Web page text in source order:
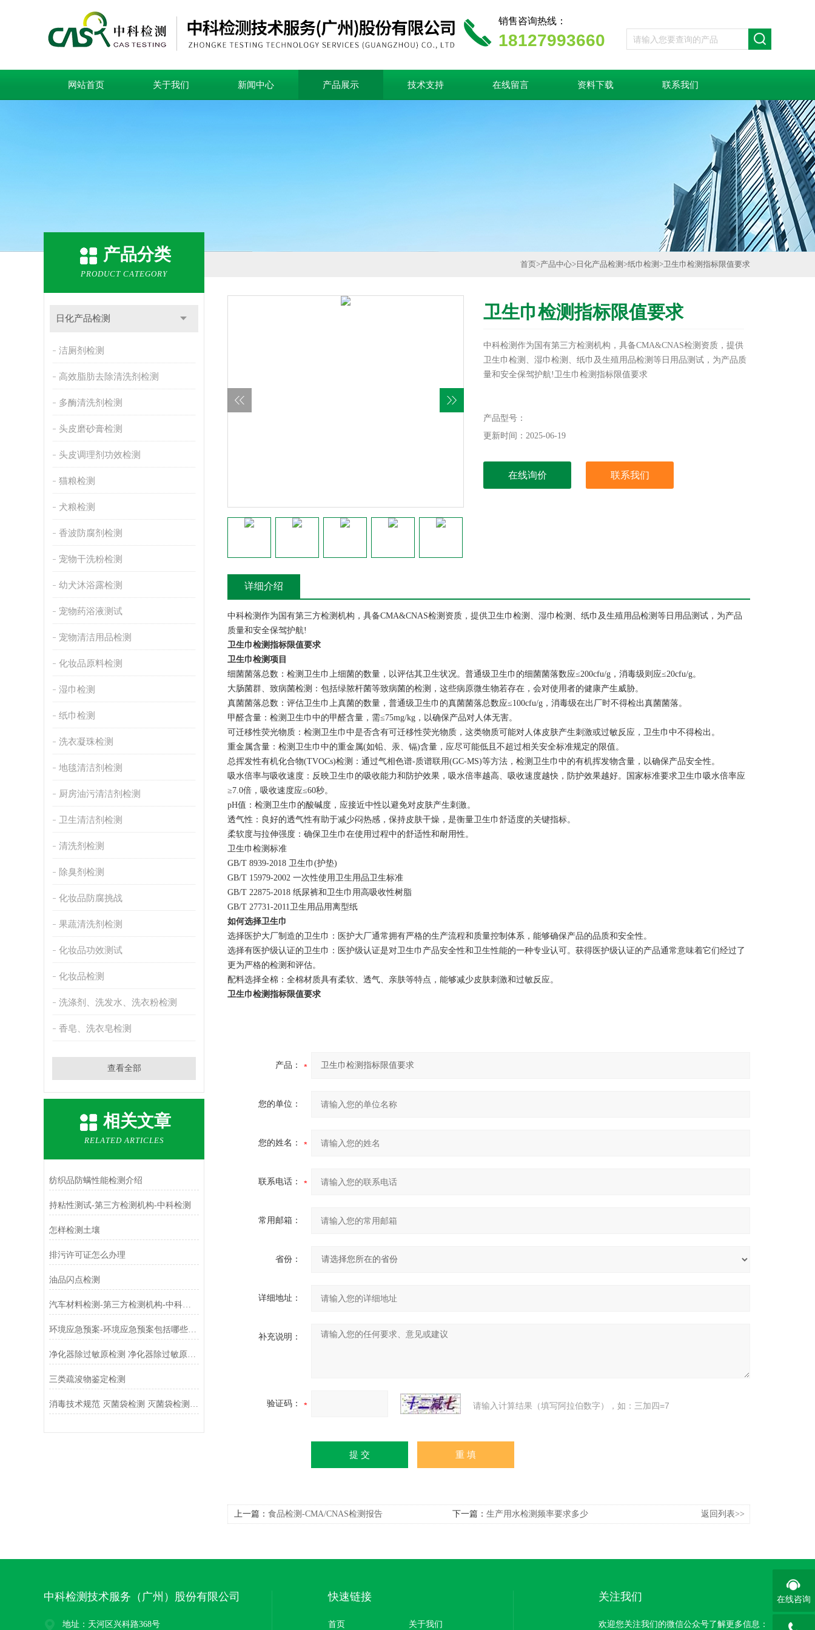
销售咨询热线：
18127993660
网站首页 关于我们 新闻中心 产品展示 技术支持 在线留言 资料下载 联系我们
产品分类
PRODUCT CATEGORY
日化产品检测
洁厕剂检测
高效脂肪去除清洗剂检测
多酶清洗剂检测
头皮磨砂膏检测
头皮调理剂功效检测
猫粮检测
犬粮检测
香波防腐剂检测
宠物干洗粉检测
幼犬沐浴露检测
宠物药浴液测试
宠物清洁用品检测
化妆品原料检测
湿巾检测
纸巾检测
洗衣凝珠检测
地毯清洁剂检测
厨房油污清洁剂检测
卫生清洁剂检测
清洗剂检测
除臭剂检测
化妆品防腐挑战
果蔬清洗剂检测
化妆品功效测试
化妆品检测
洗涤剂、洗发水、洗衣粉检测
香皂、洗衣皂检测
查看全部
相关文章
RELATED ARTICLES
纺织品防螨性能检测介绍
持粘性测试-第三方检测机构-中科检测
怎样检测土壤
排污许可证怎么办理
油品闪点检测
汽车材料检测-第三方检测机构-中科检测
环境应急预案-环境应急预案包括哪些内容-环境应急预案管理办法
净化器除过敏原检测 净化器除过敏原检测方法介绍
三类疏浚物鉴定检测
消毒技术规范 灭菌袋检测 灭菌袋检测标准介绍
首页>产品中心> 日化产品检测 >纸巾检测 >卫生巾检测指标限值要求
卫生巾检测指标限值要求
中科检测作为国有第三方检测机构，具备CMA&CNAS检测资质，提供
卫生巾检测、湿巾检测、纸巾及生殖用品检测等日用品测试，为产品质
量和安全保驾护航!卫生巾检测指标限值要求
产品型号：
更新时间：2025-06-19
在线询价 联系我们
详细介绍
中科检测作为国有第三方检测机构，具备CMA&CNAS检测资质，提供卫生巾检测、湿巾检测、纸巾及生殖用品检测等日用品测试，为产品
质量和安全保驾护航!
卫生巾检测指标限值要求
卫生巾检测项目
细菌菌落总数‌：检测卫生巾上细菌的数量，以评估其卫生状况。普通级卫生巾的细菌菌落数应≤200cfu/g，消毒级则应≤20cfu/g。
‌大肠菌群、致病菌检测‌：包括绿脓杆菌等致病菌的检测，这些病原微生物若存在，会对使用者的健康产生威胁。
‌真菌菌落总数‌：评估卫生巾上真菌的数量，普通级卫生巾的真菌菌落总数应≤100cfu/g，消毒级在出厂时不得检出真菌菌落。
‌甲醛含量‌：检测卫生巾中的甲醛含量，需≤75mg/kg，以确保产品对人体无害。
‌可迁移性荧光物质‌：检测卫生巾中是否含有可迁移性荧光物质，这类物质可能对人体皮肤产生刺激或过敏反应，卫生巾中不得检出。
‌重金属含量‌：检测卫生巾中的重金属(如铅、汞、镉)含量，应尽可能低且不超过相关安全标准规定的限值。
‌总挥发性有机化合物(TVOCs)检测‌：通过气相色谱-质谱联用(GC-MS)等方法，检测卫生巾中的有机挥发物含量，以确保产品安全性。
吸水倍率与吸收速度‌：反映卫生巾的吸收能力和防护效果，吸水倍率越高、吸收速度越快，防护效果越好。国家标准要求卫生巾吸水倍率应
≥7.0倍，吸收速度应≤60秒。
‌pH值‌：检测卫生巾的酸碱度，应接近中性以避免对皮肤产生刺激。
‌透气性‌：良好的透气性有助于减少闷热感，保持皮肤干燥，是衡量卫生巾舒适度的关键指标。
‌柔软度与拉伸强度‌：确保卫生巾在使用过程中的舒适性和耐用性。
卫生巾检测标准
GB/T 8939-2018 卫生巾(护垫)
GB/T 15979-2002 一次性使用卫生用品卫生标准
GB/T 22875-2018 纸尿裤和卫生巾用高吸收性树脂
GB/T 27731-2011卫生用品用离型纸
如何选择卫生巾
选择医护大厂制造的卫生巾：医护大厂通常拥有严格的生产流程和质量控制体系，能够确保产品的品质和安全性。
选择有医护级认证的卫生巾：医护级认证是对卫生巾产品安全性和卫生性能的一种专业认可。获得医护级认证的产品通常意味着它们经过了
更为严格的检测和评估。
配料选择全棉：全棉材质具有柔软、透气、亲肤等特点，能够减少皮肤刺激和过敏反应。
卫生巾检测指标限值要求
产品：
您的单位：
您的姓名：
联系电话：
常用邮箱：
省份：
详细地址：
补充说明：
验证码： 请输入计算结果（填写阿拉伯数字），如：三加四=7
上一篇： 食品检测-CMA/CNAS检测报告 下一篇： 生产用水检测频率要求多少 返回列表>>
中科检测技术服务（广州）股份有限公司
地址：天河区兴科路368号
快速链接
首页 关于我们
关注我们
欢迎您关注我们的微信公众号了解更多信息：
在线咨询